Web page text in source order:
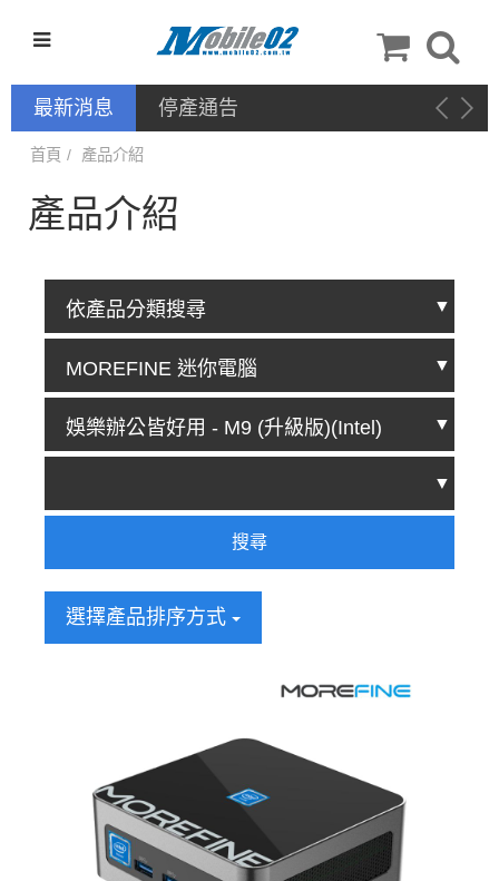
最新消息 新品上架－手機配件：QinD
首頁 產品介紹
產品介紹
搜尋
選擇產品排序方式